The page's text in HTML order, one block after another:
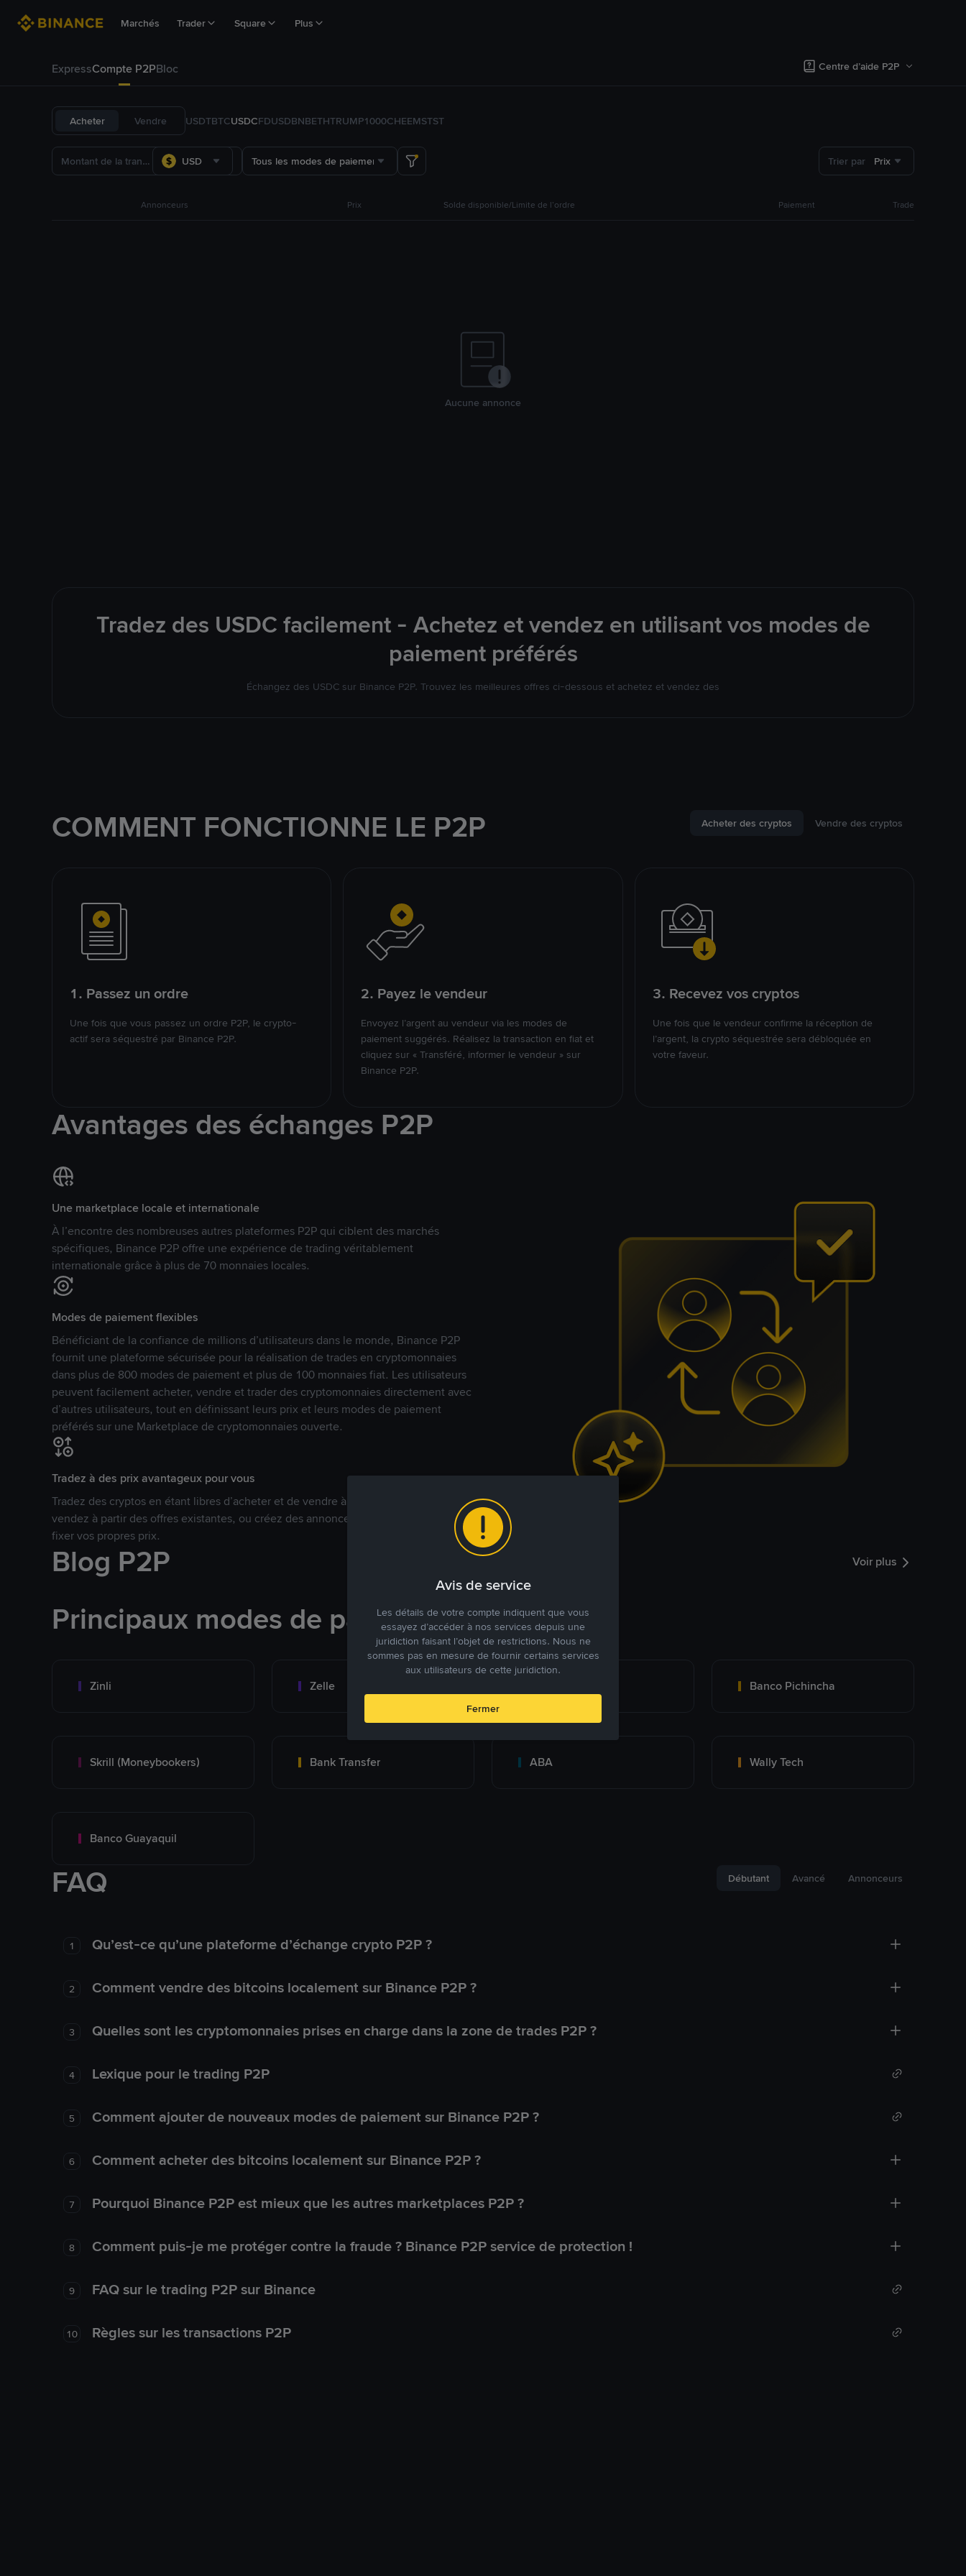
Marchés Trader Square Plus
ExpressCompte P2PBloc Centre d’aide P2P
Acheter Vendre USDTBTCUSDCFDUSDBNBETHTRUMP1000CHEEMSTST
USD Tous les modes de paiement Trier par Prix
Annonceurs Prix Solde disponible/Limite de l’ordre Paiement Trade
Aucune annonce
Tradez des USDC facilement - Achetez et vendez en utilisant vos modes de
paiement préférés
Échangez des USDC sur Binance P2P. Trouvez les meilleures offres ci-dessous et achetez et vendez des
COMMENT FONCTIONNE LE P2P Acheter des cryptos Vendre des cryptos
1. Passez un ordre
Une fois que vous passez un ordre P2P, le crypto-
actif sera séquestré par Binance P2P.
2. Payez le vendeur
Envoyez l’argent au vendeur via les modes de
paiement suggérés. Réalisez la transaction en fiat et
cliquez sur « Transféré, informer le vendeur » sur
Binance P2P.
3. Recevez vos cryptos
Une fois que le vendeur confirme la réception de
l’argent, la crypto séquestrée sera débloquée en
votre faveur.
Avantages des échanges P2P
Une marketplace locale et internationale
À l’encontre des nombreuses autres plateformes P2P qui ciblent des marchés
spécifiques, Binance P2P offre une expérience de trading véritablement
internationale grâce à plus de 70 monnaies locales.
Modes de paiement flexibles
Bénéficiant de la confiance de millions d’utilisateurs dans le monde, Binance P2P
fournit une plateforme sécurisée pour la réalisation de trades en cryptomonnaies
dans plus de 800 modes de paiement et plus de 100 monnaies fiat. Les utilisateurs
peuvent facilement acheter, vendre et trader des cryptomonnaies directement avec
d’autres utilisateurs, tout en définissant leurs prix et leurs modes de paiement
préférés sur une Marketplace de cryptomonnaies ouverte.
Tradez à des prix avantageux pour vous
Tradez des cryptos en étant libres d’acheter et de vendre à votre prix. Achetez ou
vendez à partir des offres existantes, ou créez des annonces commerciales pour
fixer vos propres prix.
Blog P2P Voir plus
Principaux modes de paiement
Zinli Zelle Banco Pichincha
Skrill (Moneybookers) Bank Transfer ABA Wally Tech
Banco Guayaquil
FAQ Débutant Avancé Annonceurs
1 Qu’est-ce qu’une plateforme d’échange crypto P2P ?
2 Comment vendre des bitcoins localement sur Binance P2P ?
3 Quelles sont les cryptomonnaies prises en charge dans la zone de trades P2P ?
4 Lexique pour le trading P2P
5 Comment ajouter de nouveaux modes de paiement sur Binance P2P ?
6 Comment acheter des bitcoins localement sur Binance P2P ?
7 Pourquoi Binance P2P est mieux que les autres marketplaces P2P ?
8 Comment puis-je me protéger contre la fraude ? Binance P2P service de protection !
9 FAQ sur le trading P2P sur Binance
10 Règles sur les transactions P2P
Avis de service
Les détails de votre compte indiquent que vous
essayez d’accéder à nos services depuis une
juridiction faisant l’objet de restrictions. Nous ne
sommes pas en mesure de fournir certains services
aux utilisateurs de cette juridiction.
Fermer